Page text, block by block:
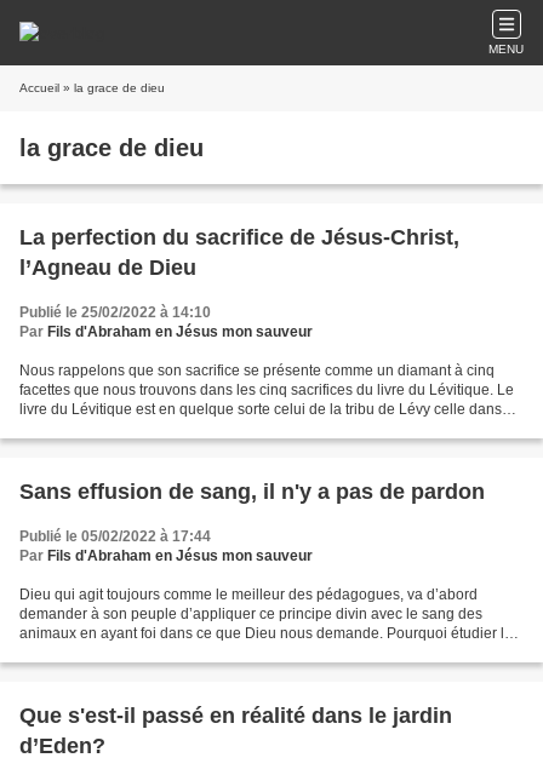
MENU
Accueil » la grace de dieu
la grace de dieu
La perfection du sacrifice de Jésus-Christ,
l’Agneau de Dieu
Publié le 25/02/2022 à 14:10
Par Fils d'Abraham en Jésus mon sauveur
Nous rappelons que son sacrifice se présente comme un diamant à cinq
facettes que nous trouvons dans les cinq sacrifices du livre du Lévitique. Le
livre du Lévitique est en quelque sorte celui de la tribu de Lévy celle dans
Sans effusion de sang, il n'y a pas de pardon
Publié le 05/02/2022 à 17:44
Par Fils d'Abraham en Jésus mon sauveur
Dieu qui agit toujours comme le meilleur des pédagogues, va d’abord
demander à son peuple d’appliquer ce principe divin avec le sang des
animaux en ayant foi dans ce que Dieu nous demande. Pourquoi étudier les
Que s'est-il passé en réalité dans le jardin
d’Eden?